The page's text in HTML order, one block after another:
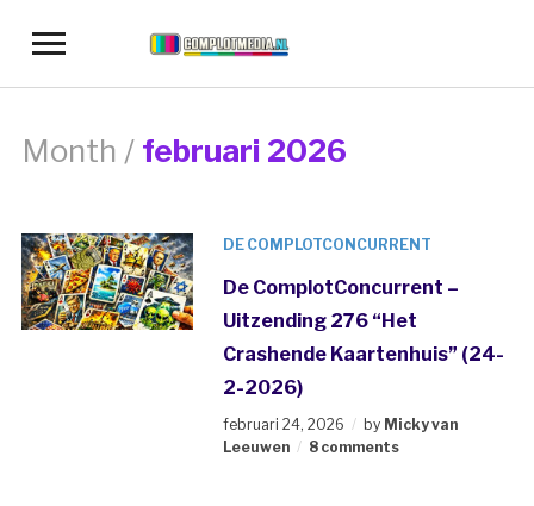
Toggle
navigation
Month / februari 2026
DE COMPLOTCONCURRENT
De ComplotConcurrent –
Uitzending 276 “Het
Crashende Kaartenhuis” (24-
2-2026)
februari 24, 2026 by Micky van
Leeuwen
8 comments